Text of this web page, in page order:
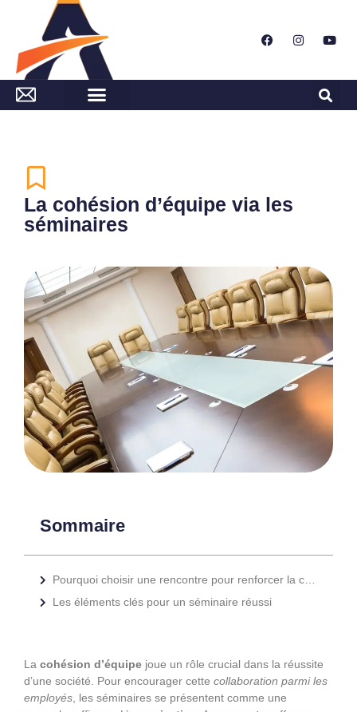
La cohésion d’équipe via les
séminaires
Sommaire
Les éléments clés pour un séminaire réussi
La cohésion d’équipe joue un rôle crucial dans la réussite
d’une société. Pour encourager cette collaboration parmi les
employés , les séminaires se présentent comme une